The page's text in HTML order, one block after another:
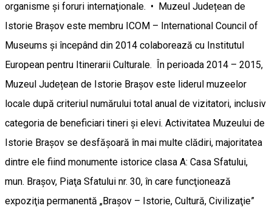
organisme şi foruri internaţionale. • Muzeul Județean de
Istorie Brașov este membru ICOM – International Council of
Museums și începând din 2014 colaborează cu Institutul
European pentru Itinerarii Culturale. În perioada 2014 – 2015,
Muzeul Județean de Istorie Brașov este liderul muzeelor
locale după criteriul numărului total anual de vizitatori, inclusiv
categoria de beneficiari tineri și elevi. Activitatea Muzeului de
Istorie Brașov se desfăşoară în mai multe clădiri, majoritatea
dintre ele fiind monumente istorice clasa A: Casa Sfatului,
mun. Braşov, Piaţa Sfatului nr. 30, în care funcţionează
expoziţia permanentă „Braşov – Istorie, Cultură, Civilizaţie”